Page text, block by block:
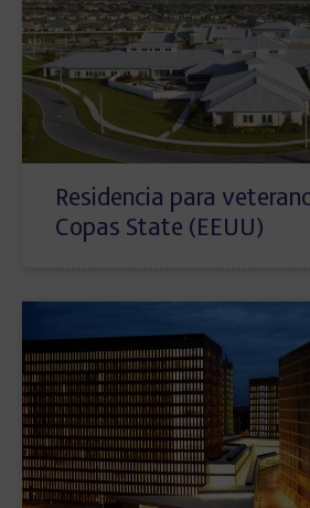
Residencia para
Copas State (EEUU)